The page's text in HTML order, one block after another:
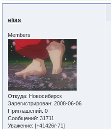
elias
Members
Откуда: Новосибирск
Зарегистрирован: 2008-06-06
Приглашений: 0
Сообщений: 31711
Уважение: [+41426/-71]